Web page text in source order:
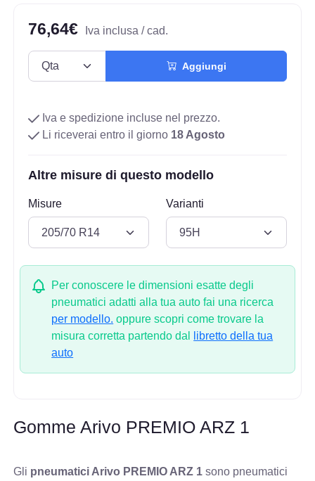
76,64€ Iva inclusa / cad.
Aggiungi
Iva e spedizione incluse nel prezzo.
Li riceverai entro il giorno 18 Agosto
Altre misure di questo modello
Misure Varianti
Per conoscere le dimensioni esatte degli
pneumatici adatti alla tua auto fai una ricerca
per modello. oppure scopri come trovare la
misura corretta partendo dal
libretto della tua
auto
Gomme Arivo PREMIO ARZ 1
Gli pneumatici Arivo PREMIO ARZ 1 sono pneumatici